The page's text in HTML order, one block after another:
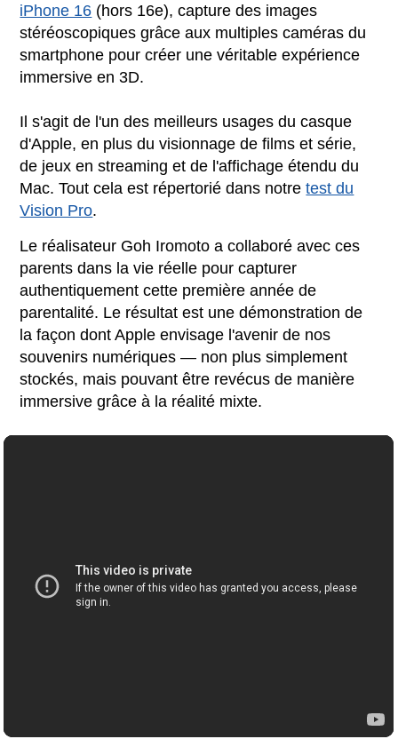
iPhone 16 (hors 16e), capture des images
stéréoscopiques grâce aux multiples caméras du
smartphone pour créer une véritable expérience
immersive en 3D.
Il s'agit de l'un des meilleurs usages du casque
d'Apple, en plus du visionnage de films et série,
de jeux en streaming et de l'affichage étendu du
Mac. Tout cela est répertorié dans notretest du
Vision Pro.
Le réalisateur Goh Iromoto a collaboré avec ces
parents dans la vie réelle pour capturer
authentiquement cette première année de
parentalité. Le résultat est une démonstration de
la façon dont Apple envisage l'avenir de nos
souvenirs numériques — non plus simplement
stockés, mais pouvant être revécus de manière
immersive grâce à la réalité mixte.